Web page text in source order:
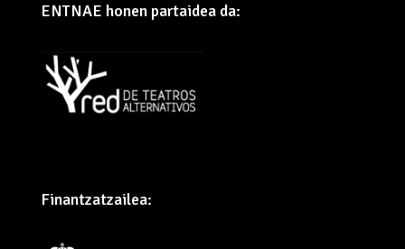
ENTNAE honen partaidea da:
Finantzatzailea: